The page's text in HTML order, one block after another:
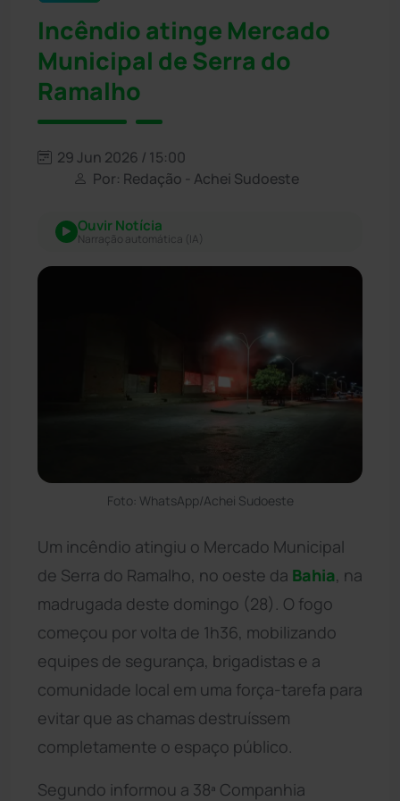
Incêndio atinge Mercado
Municipal de Serra do
Ramalho
29 Jun 2026 / 15:00
Por: Redação - Achei Sudoeste
Ouvir Notícia
Narração automática (IA)
Foto: WhatsApp/Achei Sudoeste
Um incêndio atingiu o Mercado Municipal
de Serra do Ramalho, no oeste da Bahia, na
madrugada deste domingo (28). O fogo
começou por volta de 1h36, mobilizando
equipes de segurança, brigadistas e a
comunidade local em uma força-tarefa para
evitar que as chamas destruíssem
completamente o espaço público.
Segundo informou a 38ª Companhia